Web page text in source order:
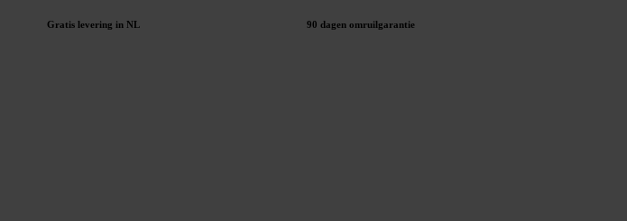
Gratis levering in NL 90 dagen omruilgarantie